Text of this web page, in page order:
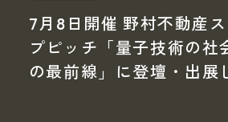
7月8日開催 野村不動産
プピッチ「量子技術の社
の最前線」に登壇・出展